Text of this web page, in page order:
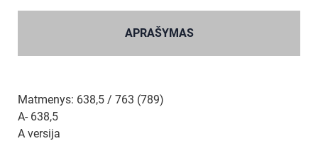
APRAŠYMAS
Matmenys: 638,5 / 763 (789)
A- 638,5
A versija